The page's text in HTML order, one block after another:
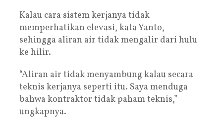
Kalau cara sistem kerjanya tidak
memperhatikan elevasi, kata Yanto,
sehingga aliran air tidak mengalir dari hulu
ke hilir.
“Aliran air tidak menyambung kalau secara
teknis kerjanya seperti itu. Saya menduga
bahwa kontraktor tidak paham teknis,”
ungkapnya.